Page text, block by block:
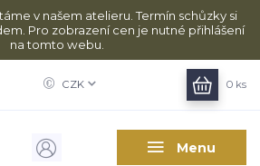
v našem atelieru. Termín schůzky si
Pro zobrazení cen je nutné přihlášení
na tomto webu.
Menu
CZK 0 ks